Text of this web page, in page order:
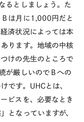
るとしましょう。た
は月に 1,000 円だと
済状況によっては本
ります。地域の中核
けの先生のところで
が厳しいのでＢへの
です。 UHCとは、
ビスを、必要なとき
となっていますが、